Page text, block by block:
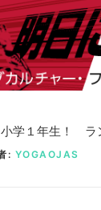
学１年生！ ラ
: YOGAOJAS